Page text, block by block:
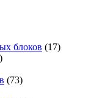
блоков (17)
(73)